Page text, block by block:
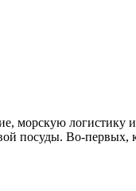
морскую логистику
посуды. Во-первых,